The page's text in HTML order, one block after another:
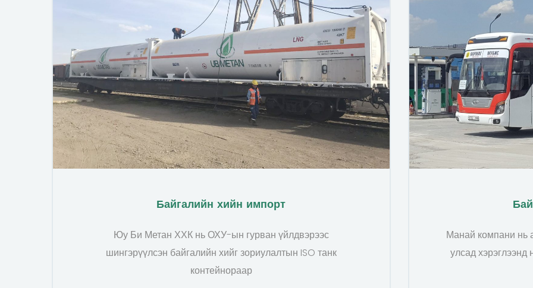
Байгалийн хийн импорт
Юу Би Метан ХХК нь ОХУ-ын гурван үйлдвэрээс
шингэрүүлсэн байгалийн хийг зориулалтын ISO танк
контейнораар
Манай компани нь
улсад хэрэглээнд